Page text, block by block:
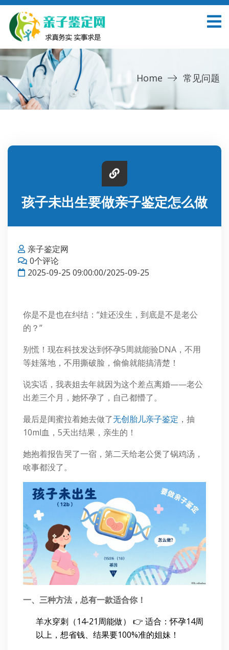
Home 常见问题
孩子未出生要做亲子鉴定怎么做
亲子鉴定网
0个评论
2025-09-25 09:00:00/2025-09-25
你是不是也在纠结：“娃还没生，到底是不是老公
的？”
别慌！现在科技发达到怀孕5周就能验DNA，不用
等娃落地，不用撕破脸，偷偷就能搞清楚！
说实话，我表姐去年就因为这个差点离婚——老公
出差三个月，她怀孕了，自己都懵了。
最后是闺蜜拉着她去做了无创胎儿亲子鉴定 ，抽
10ml血，5天出结果，亲生的！
她抱着报告哭了一宿，第二天给老公煲了锅鸡汤，
啥事都没了。
一、三种方法，总有一款适合你！
羊水穿刺（14-21周能做） 👉 适合：怀孕14周
以上，想省钱、结果要100%准的姐妹！